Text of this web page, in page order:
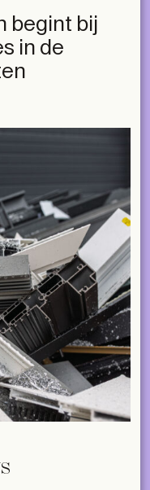
begint bij
in de